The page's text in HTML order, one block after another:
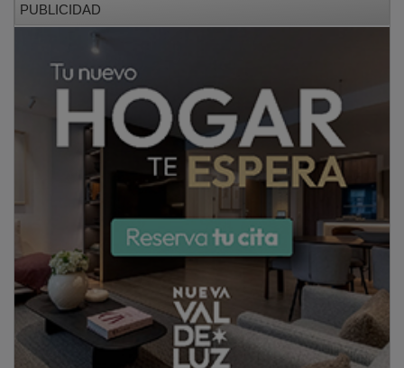
Durante su intervención, la alcaldesa ha dado la
bienvenida a los asistentes, destacando la importancia
de este foro para el presente y futuro del sistema
sanitario: “Gestionar la sanidad es encontrar el
equilibrio entre las necesidades de los pacientes y los
recursos disponibles. De vuestra preparación
dependerá en gran medida la calidad de nuestro
sistema de salud”.
PUBLICIDAD